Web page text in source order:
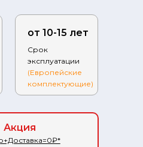
от 10-15 лет
Срок
эксплуатации
(Европейские
комплектующие)
Акция
на карте Ступино — Яндекс.Карты